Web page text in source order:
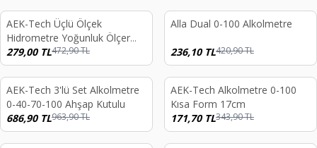
%41
AEK-Tech Üçlü Ölçek
Hidrometre Yoğunluk Ölçer
Dansimetre Brix Potansiyel
Alkol
279,00TL472,90TL
%44
Alla Dual 0-100 Alkolmetre
236,10TL420,90TL
%29
AEK-Tech 3'lü Set Alkolmetre
0-40-70-100 Ahşap Kutulu
686,90TL963,90TL
%50
AEK-Tech Alkolmetre 0-100
Kısa Form 17cm
171,70TL343,90TL